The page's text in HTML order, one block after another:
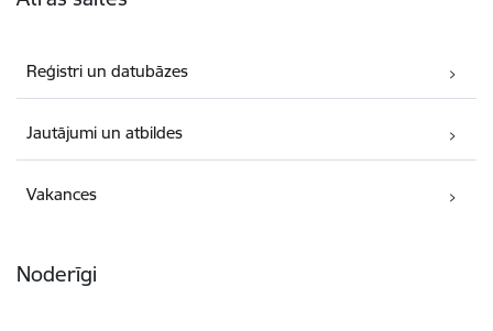
Reģistri un datubāzes
Jautājumi un atbildes
Vakances
Noderīgi